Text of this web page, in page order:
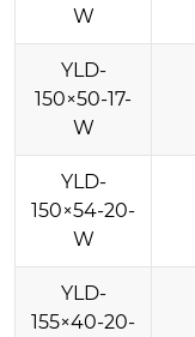
W
YLD-
150×50-17-
W
YLD-
150×54-20-
W
YLD-
155×40-20-